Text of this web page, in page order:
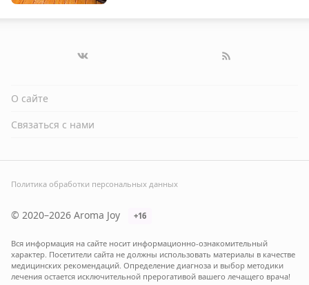
О сайте
Связаться с нами
© 2020–2026 Aroma Joy +16
Политика обработки персональных данных
Вся информация на сайте носит информационно-ознакомительный
характер. Посетители сайта не должны использовать материалы в качестве
медицинских рекомендаций. Определение диагноза и выбор методики
лечения остается исключительной прерогативой вашего лечащего врача!